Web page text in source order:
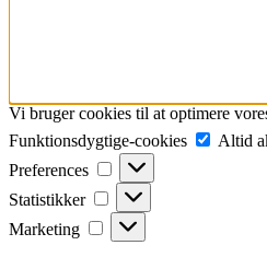
Vi bruger cookies til at optimere
Funktionsdygtige-cookies
Altid
Preferences
Preferences
Statistikker Statistikker
Marketing Marketing